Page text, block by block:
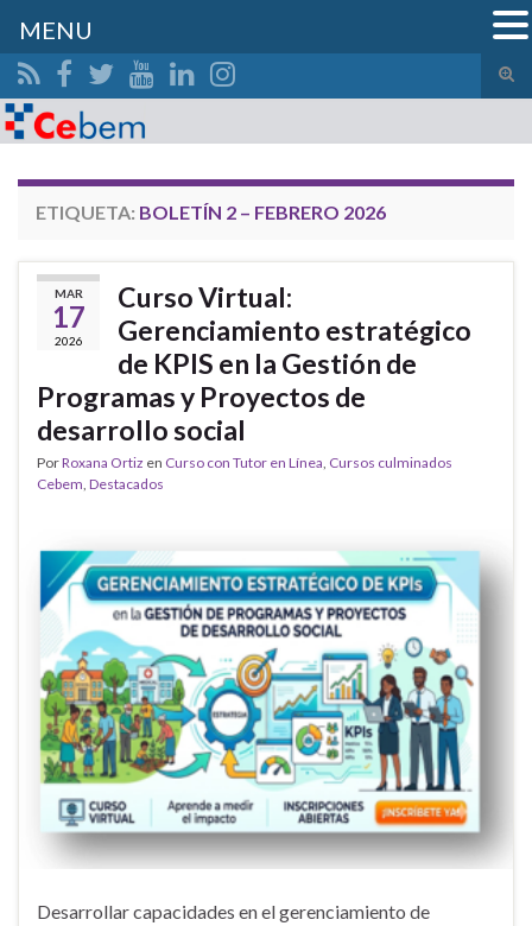
el
Search for:
ETIQUETA: BOLETÍN 2 – FEBRERO 2026
MAR
17
2026
Curso Virtual:
Gerenciamiento estratégico
de KPIS en la Gestión de
Programas y Proyectos de
desarrollo social
PorRoxana Ortiz en Curso con Tutor en Línea, Cursos culminados
Cebem, Destacados
Desarrollar capacidades en el gerenciamiento de
MENU